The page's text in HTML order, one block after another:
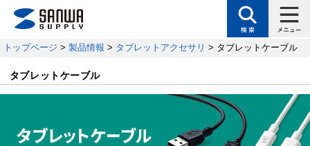
トップページ > 製品情報 > タブレットアクセサリ > タブレットケーブル
タブレットケーブル